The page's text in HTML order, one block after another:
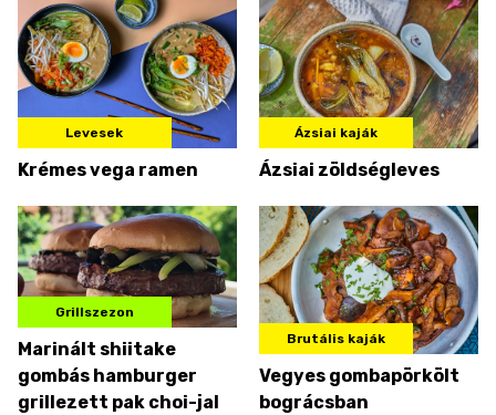
Levesek
Krémes vega ramen
Ázsiai kaják
Ázsiai zöldségleves
Grillszezon
Marinált shiitake
gombás hamburger
grillezett pak choi-jal
Brutális kaják
Vegyes gombapörkölt
bográcsban